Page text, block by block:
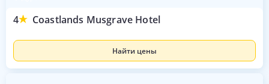
4 Coastlands Musgrave Hotel
Найти цены